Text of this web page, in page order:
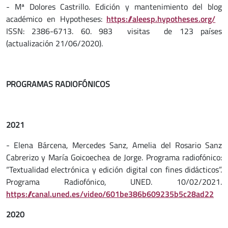
- Mª Dolores Castrillo. Edición y mantenimiento del blog
académico en Hypotheses: https://aleesp.hypotheses.org/
ISSN: 2386-6713. 60. 983 visitas de 123 países
(actualización 21/06/2020).
PROGRAMAS RADIOFÓNICOS
2021
- Elena Bárcena, Mercedes Sanz, Amelia del Rosario Sanz
Cabrerizo y María Goicoechea de Jorge. Programa radiofónico:
“Textualidad electrónica y edición digital con fines didácticos”.
Programa Radiofónico, UNED. 10/02/2021.
https://canal.uned.es/video/601be386b609235b5c28ad22
2020